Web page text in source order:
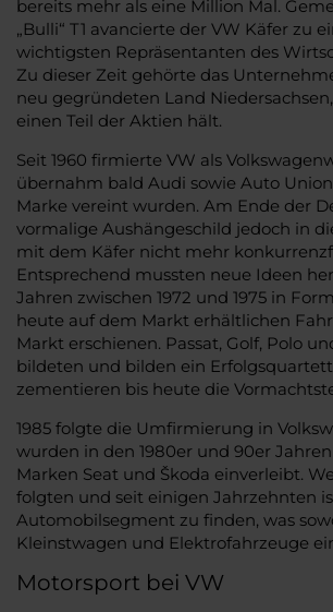
bereits mehr als eine Million Mal.
„Bulli“ T1 avancierte der VW Käfer zu
wichtigsten Repräsentanten des
Zu dieser Zeit gehörte das
neu gegründeten Land
einen Teil der Aktien hält.
Seit 1960 firmierte VW als
übernahm bald Audi sowie Auto
Marke vereint wurden. Am Ende der
vormalige Aushängeschild jedoch in
mit dem Käfer nicht mehr
Entsprechend mussten neue Ideen
Jahren zwischen 1972 und 1975 in
heute auf dem Markt erhältlichen
Markt erschienen. Passat, Golf, Polo
bildeten und bilden ein
zementieren bis heute die
1985 folgte die Umfirmierung in
wurden in den 1980er und 90er
Marken Seat und Škoda einverleibt.
folgten und seit einigen Jahrzehnten
Automobilsegment zu finden, was
Kleinstwagen und Elektrofahrzeuge
Motorsport bei VW